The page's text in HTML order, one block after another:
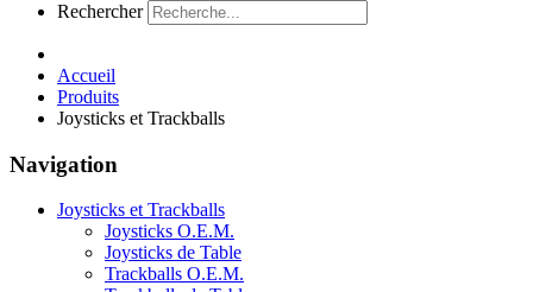
Rechercher
Accueil
Produits
Joysticks et Trackballs
Navigation
Joysticks et Trackballs
Joysticks O.E.M.
Joysticks de Table
Trackballs O.E.M.